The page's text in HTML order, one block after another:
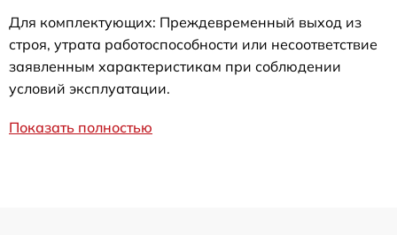
Для комплектующих: Преждевременный выход из
строя, утрата работоспособности или несоответствие
заявленным характеристикам при соблюдении
условий эксплуатации.
Показать полностью